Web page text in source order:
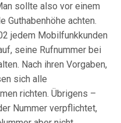
sollte also vor einem
Guthabenhöhe achten.
jedem Mobilfunkkunden
seine Rufnummer bei
Nach ihren Vorgaben,
sich alle
richten. Übrigens –
Nummer verpflichtet,